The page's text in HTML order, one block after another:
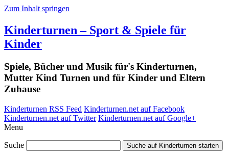
Zum Inhalt springen
Kinderturnen – Sport & Spiele für
Kinder
Spiele, Bücher und Musik für's Kinderturnen,
Mutter Kind Turnen und für Kinder und Eltern
Zuhause
Kinderturnen RSS Feed Kinderturnen.net auf Facebook
Kinderturnen.net auf Twitter Kinderturnen.net auf Google+
Menu
Suche Suche auf Kinderturnen starten